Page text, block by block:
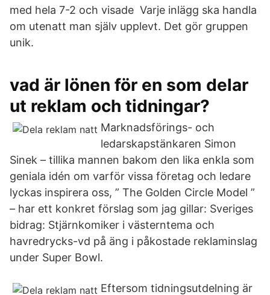
med hela 7-2 och visade Varje inlägg ska handla
om utenatt man själv upplevt. Det gör gruppen
unik.
vad är lönen för en som delar
ut reklam och tidningar?
Marknadsförings- och
ledarskapstänkaren Simon
Sinek – tillika mannen bakom den lika enkla som
geniala idén om varför vissa företag och ledare
lyckas inspirera oss, ” The Golden Circle Model ”
– har ett konkret förslag som jag gillar: Sveriges
bidrag: Stjärnkomiker i västerntema och
havredrycks-vd på äng i påkostade reklaminslag
under Super Bowl.
Eftersom tidningsutdelning är